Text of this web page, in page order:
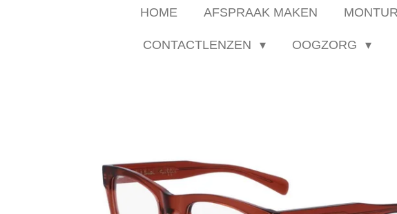
HOME AFSPRAAK MAKEN
CONTACTLENZEN OOGZORG